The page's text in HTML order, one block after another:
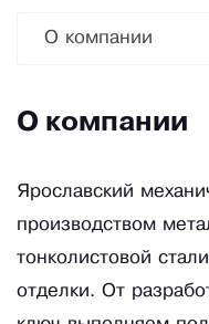
О компании
О компании
Ярославский
производством
тонколистовой
отделки. От